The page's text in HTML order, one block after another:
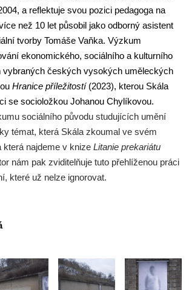
a reflektuje svou pozici pedagoga na
než 10 let působil jako odborný asistent
tvorby Tomáše Vaňka. Výzkum
ekonomického, sociálního a kulturního
vybraných českých vysokých uměleckých
Hranice příležitostí(2023), kterou Skála
se socioložkou Johanou Chylíkovou.
sociálního původu studujících umění
témat, která Skála zkoumal ve svém
která najdeme v knize Litanie prekariátu
nám pak zviditelňuje tuto přehlíženou práci
které už nelze ignorovat.